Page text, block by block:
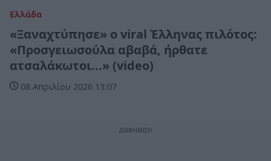
Ελλάδα
«Ξαναχτύπησε» ο viral Έλληνας πιλότος:
«Προσγειωσούλα αβαβά, ήρθατε
ατσαλάκωτοι...» (video)
08 Απριλίου 2026 13:07